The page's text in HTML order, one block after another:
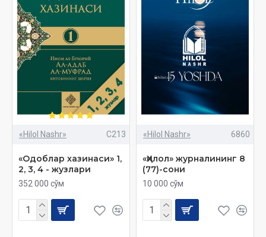
«Hilol Nashr» C213
«Одоблар хазинаси» 1,
2, 3, 4 - жузлари
352 000 сўм
«Hilol Nashr» 6860
«Ҳилол» журналининг 8
(77)-сони
10 000 сўм